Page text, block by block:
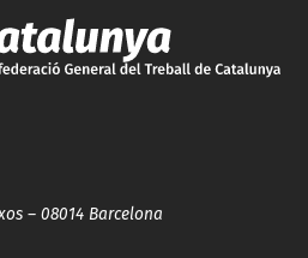
– 08014 Barcelona